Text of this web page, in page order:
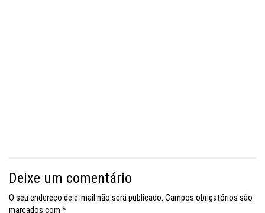
Deixe um comentário
O seu endereço de e-mail não será publicado. Campos obrigatórios são
marcados com *